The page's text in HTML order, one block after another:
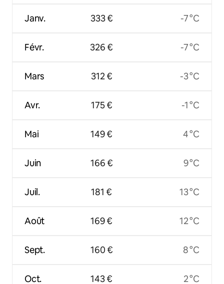
Janv.
Févr.
Mars
Avr.
Mai
Juin
Juil.
Août
Sept.
Oct.
333 €
326 €
312 €
175 €
149 €
166 €
181 €
169 €
160 €
143 €
-7 °C
-7 °C
-3 °C
-1 °C
4 °C
9 °C
13 °C
12 °C
8 °C
2 °C